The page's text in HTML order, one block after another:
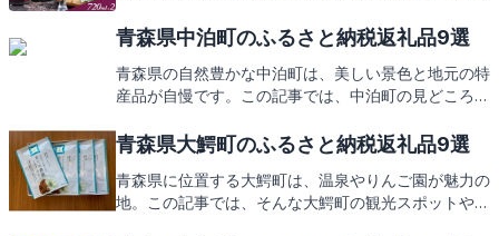
納税の返礼品にもご期待ください。
青森県中泊町のふるさと納税返礼品9選
青森県の自然豊かな中泊町は、美しい景色と地元の特
産品が自慢です。この記事では、中泊町の見どころや
ご案内します。地元の温もりを感じる返礼品をぜひご
青森県大鰐町のふるさと納税返礼品9選
青森県に位置する大鰐町は、温泉やりんご園が魅力の
地。この記事では、そんな大鰐町の観光スポットや特